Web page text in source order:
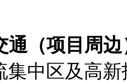
（项目周边
集中区及高